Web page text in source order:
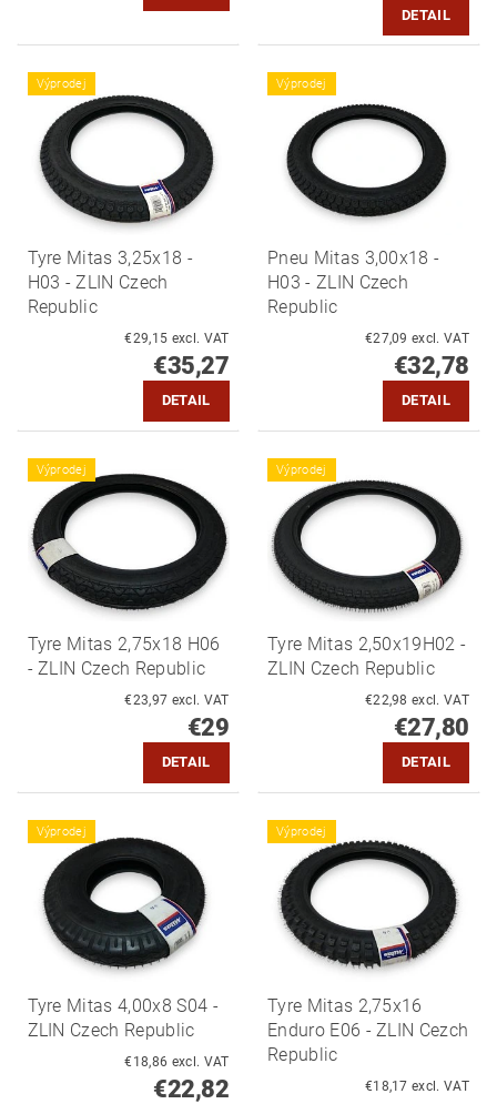
DETAIL
Výprodej
Tyre Mitas 3,25x18 -
H03 - ZLIN Czech
Republic
€29,15 excl. VAT
€35,27
DETAIL
Výprodej
Pneu Mitas 3,00x18 -
H03 - ZLIN Czech
Republic
€27,09 excl. VAT
€32,78
DETAIL
Výprodej
Tyre Mitas 2,75x18 H06
- ZLIN Czech Republic
€23,97 excl. VAT
€29
DETAIL
Výprodej
Tyre Mitas 2,50x19H02 -
ZLIN Czech Republic
€22,98 excl. VAT
€27,80
DETAIL
Výprodej
Tyre Mitas 4,00x8 S04 -
ZLIN Czech Republic
€18,86 excl. VAT
€22,82
Výprodej
Tyre Mitas 2,75x16
Enduro E06 - ZLIN Cezch
Republic
€18,17 excl. VAT